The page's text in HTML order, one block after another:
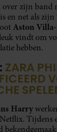
zijn band
en net als
Aston
vindt om
hebben.
ZARA
Harry
Tijdens